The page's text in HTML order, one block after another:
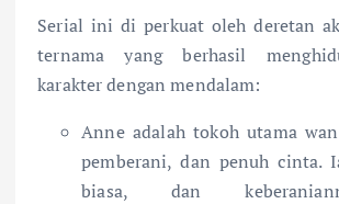
Serial ini di perkuat oleh deretan
ternama yang berhasil
karakter dengan mendalam:
Anne adalah tokoh utama
pemberani, dan penuh cinta.
biasa, dan